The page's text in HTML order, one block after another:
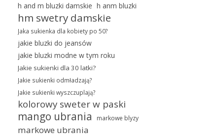
h and m bluzki damskie h anm bluzki
hm swetry damskie
Jaka sukienka dla kobiety po 50?
jakie bluzki do jeansów
jakie bluzki modne w tym roku
Jakie sukienki dla 30 latki?
Jakie sukienki odmładzają?
Jakie sukienki wyszczuplają?
kolorowy sweter w paski
mango ubrania markowe blyzy
markowe ubrania